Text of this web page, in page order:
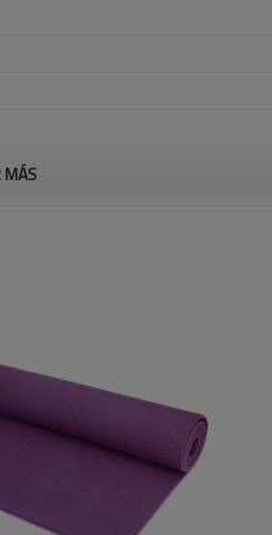
5 ~ 7 días
copia de B / L),
MÁS